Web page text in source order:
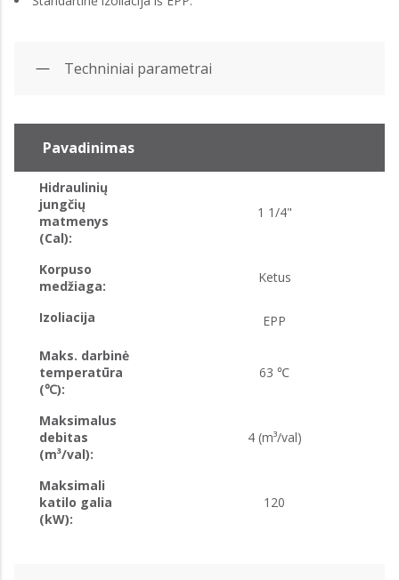
Techniniai parametrai
Pavadinimas
Hidraulinių
jungčių
matmenys
(Cal):
1 1/4"
Korpuso
medžiaga:
Ketus
Izoliacija EPP
Maks. darbinė
temperatūra
(℃):
63 ℃
Maksimalus
debitas
(m³/val):
4 (m³/val)
Maksimali
katilo galia
(kW):
120